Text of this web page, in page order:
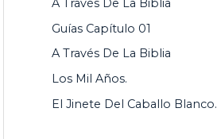
R
:
A Través De La Biblia
Guías Capítulo 01
A Través De La Biblia
Los Mil Años.
El Jinete Del Caballo Blanco.